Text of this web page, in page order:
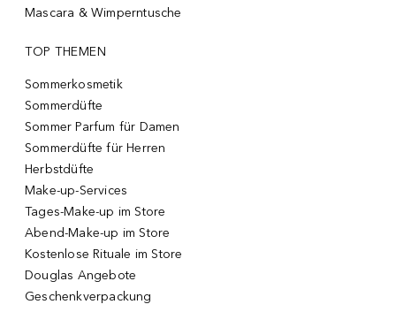
Mascara & Wimperntusche
TOP THEMEN
Sommerkosmetik
Sommerdüfte
Sommer Parfum für Damen
Sommerdüfte für Herren
Herbstdüfte
Make-up-Services
Tages-Make-up im Store
Abend-Make-up im Store
Kostenlose Rituale im Store
Douglas Angebote
Geschenkverpackung